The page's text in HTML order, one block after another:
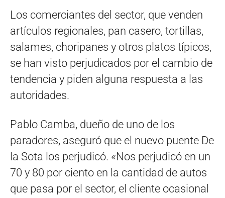
Los comerciantes del sector, que venden
artículos regionales, pan casero, tortillas,
salames, choripanes y otros platos típicos,
se han visto perjudicados por el cambio de
tendencia y piden alguna respuesta a las
autoridades.
Pablo Camba, dueño de uno de los
paradores, aseguró que el nuevo puente De
la Sota los perjudicó. «Nos perjudicó en un
70 y 80 por ciento en la cantidad de autos
que pasa por el sector, el cliente ocasional